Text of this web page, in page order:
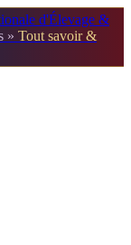
d'Élevage &
» Tout savoir &